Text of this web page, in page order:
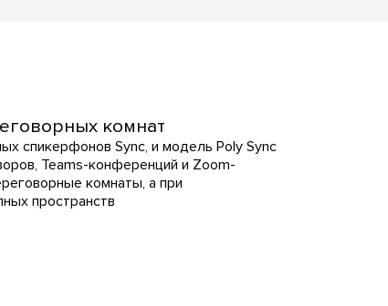
комнат
спикерфонов Sync, и модель Poly Sync
Teams-конференций и Zoom-
комнаты, а при
пространств